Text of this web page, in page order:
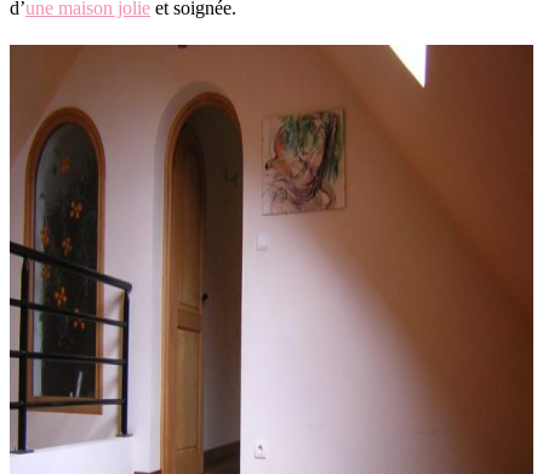
d’une maison jolie et soignée.